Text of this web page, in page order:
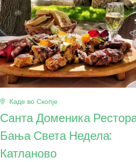
Каде во Скопје
Санта Доменика
Бања Света Недела:
Катланово